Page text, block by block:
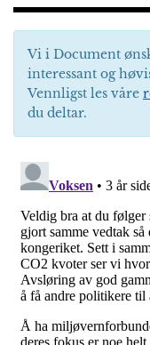
Vi i Document
interessant og
Vennligst les våre
du deltar.